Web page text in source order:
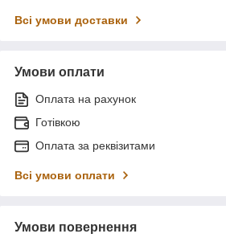
Всі умови доставки
Умови оплати
Оплата на рахунок
Готівкою
Оплата за реквізитами
Всі умови оплати
Умови повернення